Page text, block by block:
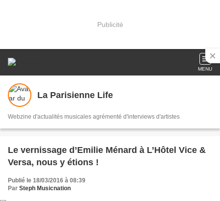
Publicité
MENU
La Parisienne Life
Webzine d'actualités musicales agrémenté d'interviews d'artistes
Le vernissage d’Emilie Ménard à L’Hôtel Vice &
Versa, nous y étions !
Publié le 18/03/2016 à 08:39
Par Steph Musicnation